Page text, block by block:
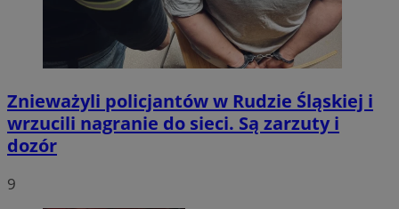
Znieważyli policjantów w Rudzie Śląskiej i
wrzucili nagranie do sieci. Są zarzuty i
dozór
9